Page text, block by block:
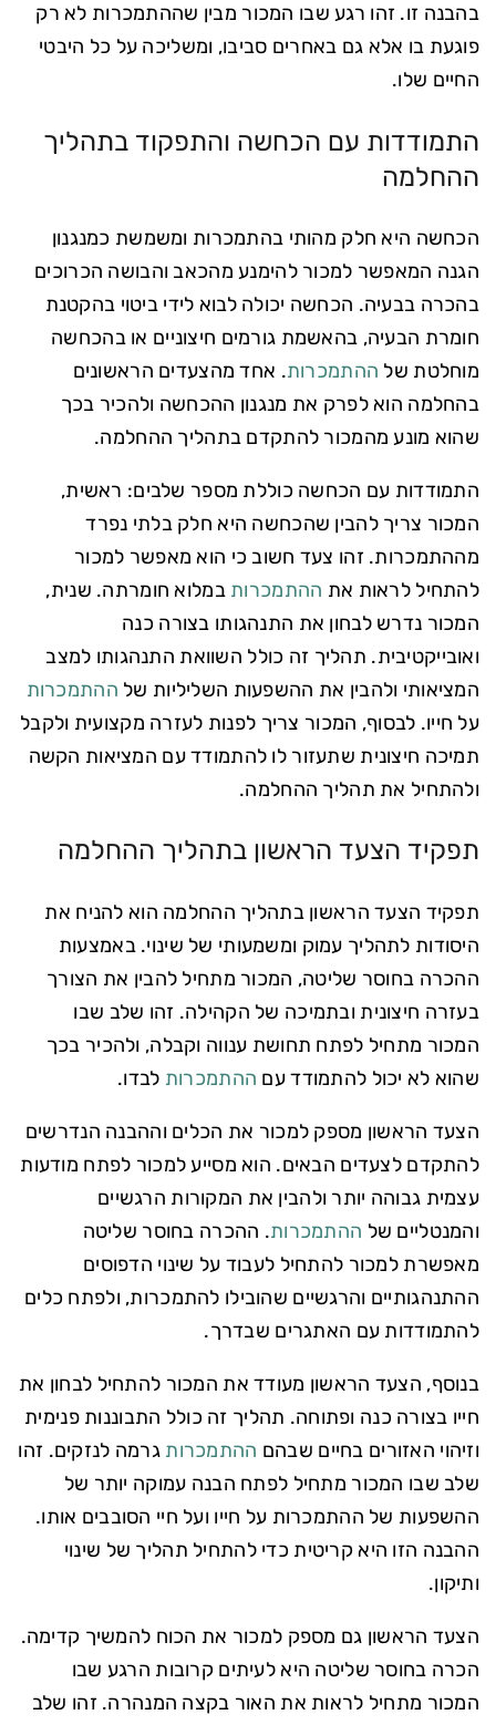
בהבנה זו. זהו רגע שבו המכור מבין שההתמכרות לא רק
פוגעת בו אלא גם באחרים סביבו, ומשליכה על כל היבטי
החיים שלו.
התמודדות עם הכחשה והתפקוד בתהליך
ההחלמה
הכחשה היא חלק מהותי בהתמכרות ומשמשת כמנגנון
הגנה המאפשר למכור להימנע מהכאב והבושה הכרוכים
בהכרה בבעיה. הכחשה יכולה לבוא לידי ביטוי בהקטנת
חומרת הבעיה, בהאשמת גורמים חיצוניים או בהכחשה
מוחלטת של ההתמכרות. אחד מהצעדים הראשונים
בהחלמה הוא לפרק את מנגנון ההכחשה ולהכיר בכך
שהוא מונע מהמכור להתקדם בתהליך ההחלמה.
התמודדות עם הכחשה כוללת מספר שלבים: ראשית,
המכור צריך להבין שהכחשה היא חלק בלתי נפרד
מההתמכרות. זהו צעד חשוב כי הוא מאפשר למכור
להתחיל לראות את ההתמכרות במלוא חומרתה. שנית,
המכור נדרש לבחון את התנהגותו בצורה כנה
ואובייקטיבית. תהליך זה כולל השוואת התנהגותו למצב
המציאותי ולהבין את ההשפעות השליליות של ההתמכרות
על חייו. לבסוף, המכור צריך לפנות לעזרה מקצועית ולקבל
תמיכה חיצונית שתעזור לו להתמודד עם המציאות הקשה
ולהתחיל את תהליך ההחלמה.
תפקיד הצעד הראשון בתהליך ההחלמה
תפקיד הצעד הראשון בתהליך ההחלמה הוא להניח את
היסודות לתהליך עמוק ומשמעותי של שינוי. באמצעות
ההכרה בחוסר שליטה, המכור מתחיל להבין את הצורך
בעזרה חיצונית ובתמיכה של הקהילה. זהו שלב שבו
המכור מתחיל לפתח תחושת ענווה וקבלה, ולהכיר בכך
שהוא לא יכול להתמודד עם ההתמכרות לבדו.
הצעד הראשון מספק למכור את הכלים וההבנה הנדרשים
להתקדם לצעדים הבאים. הוא מסייע למכור לפתח מודעות
עצמית גבוהה יותר ולהבין את המקורות הרגשיים
והמנטליים של ההתמכרות. ההכרה בחוסר שליטה
מאפשרת למכור להתחיל לעבוד על שינוי הדפוסים
ההתנהגותיים והרגשיים שהובילו להתמכרות, ולפתח כלים
להתמודדות עם האתגרים שבדרך.
בנוסף, הצעד הראשון מעודד את המכור להתחיל לבחון את
חייו בצורה כנה ופתוחה. תהליך זה כולל התבוננות פנימית
וזיהוי האזורים בחיים שבהם ההתמכרות גרמה לנזקים. זהו
שלב שבו המכור מתחיל לפתח הבנה עמוקה יותר של
ההשפעות של ההתמכרות על חייו ועל חיי הסובבים אותו.
ההבנה הזו היא קריטית כדי להתחיל תהליך של שינוי
ותיקון.
הצעד הראשון גם מספק למכור את הכוח להמשיך קדימה.
הכרה בחוסר שליטה היא לעיתים קרובות הרגע שבו
המכור מתחיל לראות את האור בקצה המנהרה. זהו שלב